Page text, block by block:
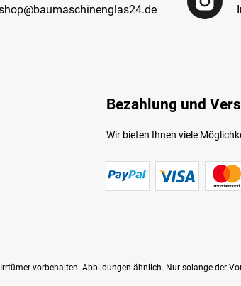
Bezahlung und
Wir bieten Ihnen viele
vorbehalten. Abbildungen ähnlich. Nur solange der